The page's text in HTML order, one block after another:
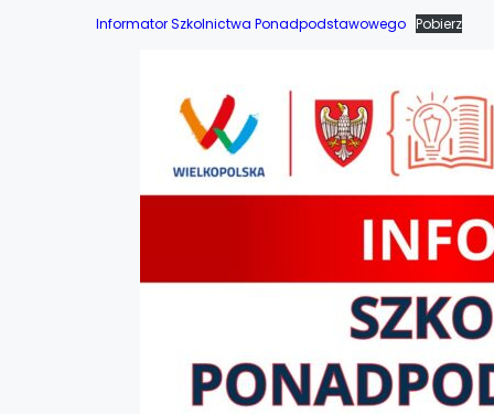
Informator Szkolnictwa Ponadpodstawowego Pobierz